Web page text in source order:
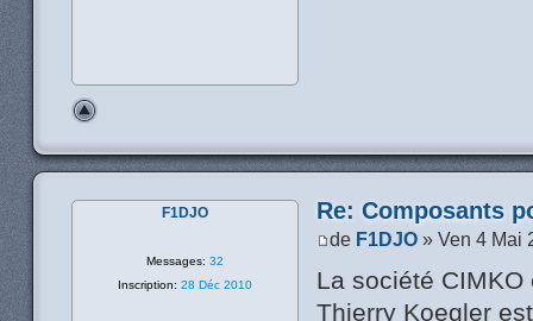
Re: Composants
de F1DJO » Ven 4 Mai
La société
Thierry Koegler
F1DJO
Messages: 32
Inscription: 28 Déc 2010